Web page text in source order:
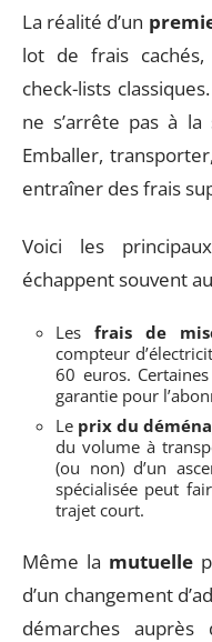
La réalité d’un
lot de frais
check-lists
ne s’arrête pas à la
Emballer,
entraîner des frais
Voici les
échappent souvent
Lesfrais de
compteur
60 euros.
garantie pour
Le prix du
du volume à
(ou non) d’un
spécialisée peut
trajet court.
Même la mutuelle
d’un changement
démarches auprès